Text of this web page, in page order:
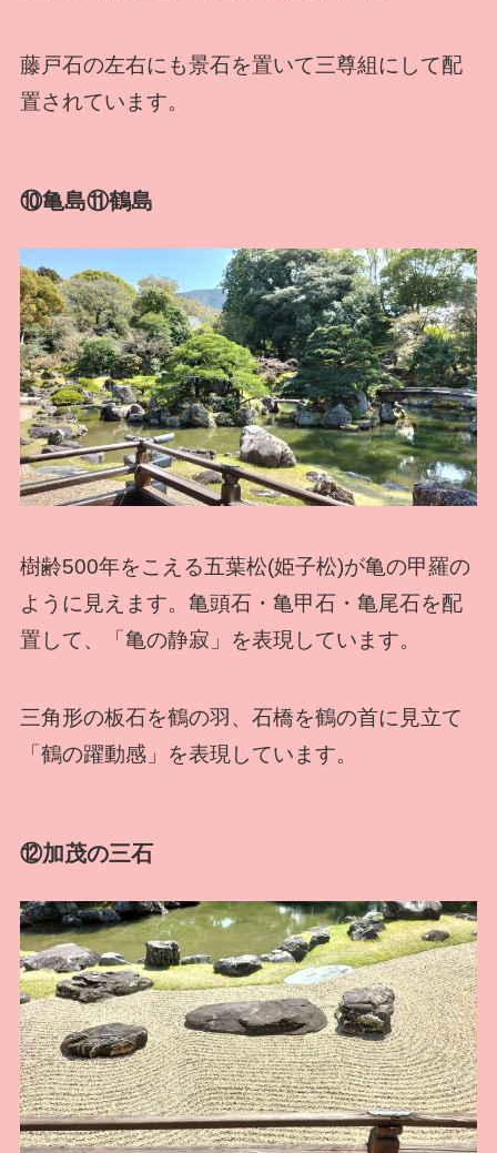
藤戸石の左右にも景石を置いて三尊組にして配
置されています。
⑩亀島⑪鶴島
樹齢500年をこえる五葉松(姫子松)が亀の甲羅の
ように見えます。亀頭石・亀甲石・亀尾石を配
置して、「亀の静寂」を表現しています。
三角形の板石を鶴の羽、石橋を鶴の首に見立て
「鶴の躍動感」を表現しています。
⑫加茂の三石